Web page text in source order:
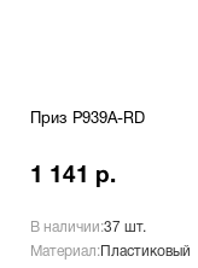
Приз P939A-RD
1 141 р.
В наличии:37 шт.
Материал: Пластиковый